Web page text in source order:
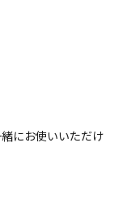
にお使いいただけ